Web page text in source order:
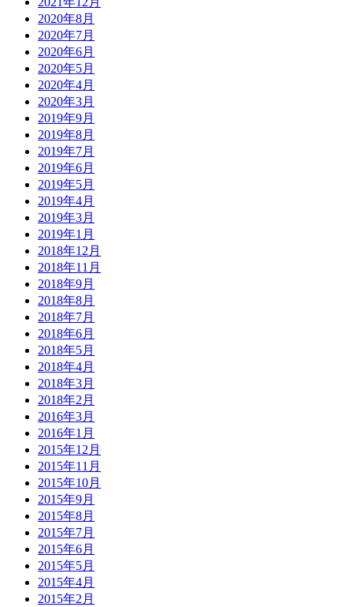
2020年8月
2020年7月
2020年6月
2020年5月
2020年4月
2020年3月
2019年9月
2019年8月
2019年7月
2019年6月
2019年5月
2019年4月
2019年3月
2019年1月
2018年12月
2018年11月
2018年9月
2018年8月
2018年7月
2018年6月
2018年5月
2018年4月
2018年3月
2018年2月
2016年3月
2016年1月
2015年12月
2015年11月
2015年10月
2015年9月
2015年8月
2015年7月
2015年6月
2015年5月
2015年4月
2015年2月